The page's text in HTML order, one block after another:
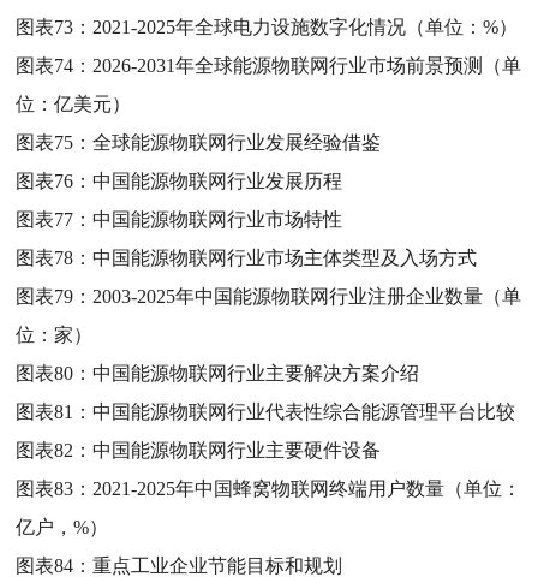
图表73： 2021-2025年全球电力设施数字化情况（单位：%）
图表74： 2026-2031年全球能源物联网行业市场前景预测（单
位：亿美元）
图表75：全球能源物联网行业发展经验借鉴
图表76：中国能源物联网行业发展历程
图表77：中国能源物联网行业市场特性
图表78：中国能源物联网行业市场主体类型及入场方式
图表79： 2003-2025年中国能源物联网行业注册企业数量（单
位：家）
图表80：中国能源物联网行业主要解决方案介绍
图表81：中国能源物联网行业代表性综合能源管理平台比较
图表82：中国能源物联网行业主要硬件设备
图表83： 2021-2025年中国蜂窝物联网终端用户数量（单位：
亿户，%）
图表84：重点工业企业节能目标和规划